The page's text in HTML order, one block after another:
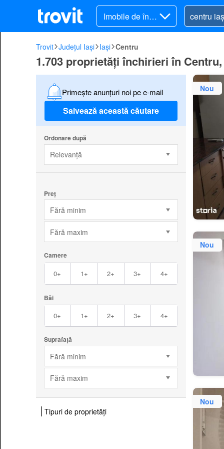
Imobile de închi
riat
Trovit Județul Iași Iași Centru
1.703 proprietăți închirieri în
Primește anunțuri noi pe e-mail
Salvează această căutare
Ordonare după
Relevanță
Preț
Fără minim
Fără maxim
Camere
0+ 1+ 2+ 3+ 4+
Băi
0+ 1+ 2+ 3+ 4+
Suprafață
Fără minim
Fără maxim
Tipuri de proprietăți
Nou
Nou
Nou